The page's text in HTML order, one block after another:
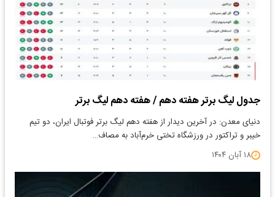
جدول لیگ برتر هفته دهم / هفته دهم لیگ برتر
دنیای معدن: در آخرین دیدار از هفته دهم لیگ برتر فوتبال ایران، دو تیم
خیبر و تراکتور در ورزشگاه تختی خرم‌آباد به مصاف…
۱۸ آبان ۱۴۰۴